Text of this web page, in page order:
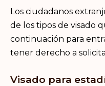
Los ciudadanos
de los tipos de visado
continuación para
tener derecho a
Visado para